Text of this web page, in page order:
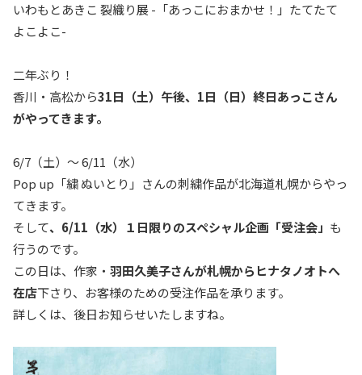
いわもとあきこ 裂織り展 -「あっこにおまかせ！」たてたて
よこよこ-
二年ぶり！
香川・高松から31日（土）午後、1日（日）終日あっこさん
がやってきます。
6/7（土）〜 6/11（水）
Pop up「繍 ぬいとり」さんの刺繍作品が北海道札幌からやっ
てきます。
そして、6/11（水）１日限りのスペシャル企画「受注会」 も
行うのです。
この日は、作家・ 羽田久美子さんが札幌からヒナタノオトへ
在店下さり、お客様のための受注作品を承ります。
詳しくは、後日お知らせいたしますね。